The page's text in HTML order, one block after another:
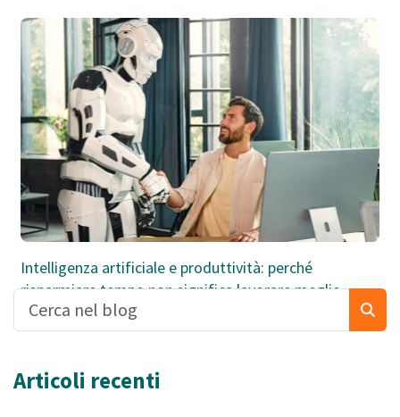
Intelligenza artificiale e produttività: perché
risparmiare tempo non significa lavorare meglio
Articoli recenti